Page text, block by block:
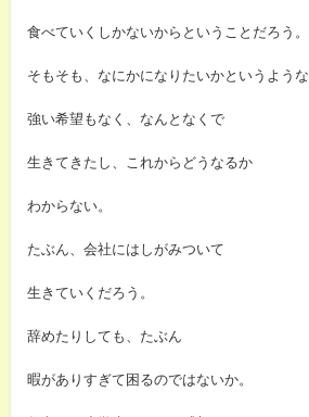
食べていくしかないからということだろう。
そもそも、なにかになりたいかというような
強い希望もなく、なんとなくで
生きてきたし、これからどうなるか
わからない。
たぶん、会社にはしがみついて
生きていくだろう。
辞めたりしても、たぶん
暇がありすぎて困るのではないか。